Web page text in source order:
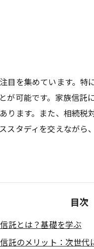
を集めています。
が可能です。家族信
ます。また、相続
タディを交えなが
目次
託とは？基礎を学ぶ
託のメリット：次世代